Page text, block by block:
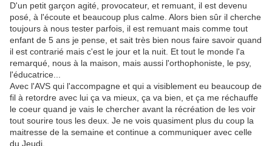
D'un petit garçon agité, provocateur, et remuant, il est devenu
posé, à l'écoute et beaucoup plus calme. Alors bien sûr il cherche
toujours à nous tester parfois, il est remuant mais comme tout
enfant de 5 ans je pense, et sait très bien nous faire savoir quand
il est contrarié mais c'est le jour et la nuit. Et tout le monde l'a
remarqué, nous à la maison, mais aussi l'orthophoniste, le psy,
l'éducatrice...
Avec l'AVS qui l'accompagne et qui a visiblement eu beaucoup de
fil à retordre avec lui ça va mieux, ça va bien, et ça me réchauffe
le coeur quand je vais le chercher avant la récréation de les voir
tout sourire tous les deux. Je ne vois quasiment plus du coup la
maitresse de la semaine et continue a communiquer avec celle
du Jeudi.